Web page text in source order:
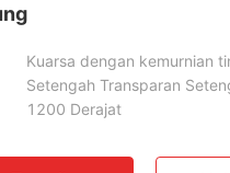
Kuarsa dengan kemurnian
Setengah Transparan
1200 Derajat